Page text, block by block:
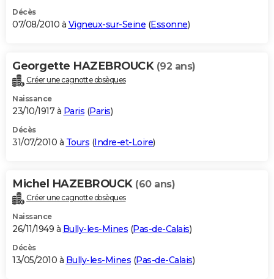
Décès
07/08/2010 à Vigneux-sur-Seine (Essonne)
Georgette HAZEBROUCK (92 ans)
Créer une cagnotte obsèques
Naissance
23/10/1917 à Paris (Paris)
Décès
31/07/2010 à Tours (Indre-et-Loire)
Michel HAZEBROUCK (60 ans)
Créer une cagnotte obsèques
Naissance
26/11/1949 à Bully-les-Mines (Pas-de-Calais)
Décès
13/05/2010 à Bully-les-Mines (Pas-de-Calais)